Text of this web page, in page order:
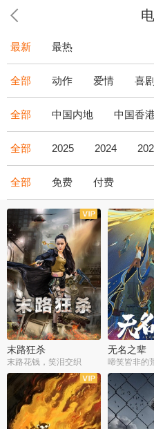
最新 最热
全部 动作 爱情 喜剧
全部 中国内地 中国香港
全部 2025 2024
全部 免费 付费
末路狂杀
末路花钱，笑泪交织
无名之辈
啼笑皆非的